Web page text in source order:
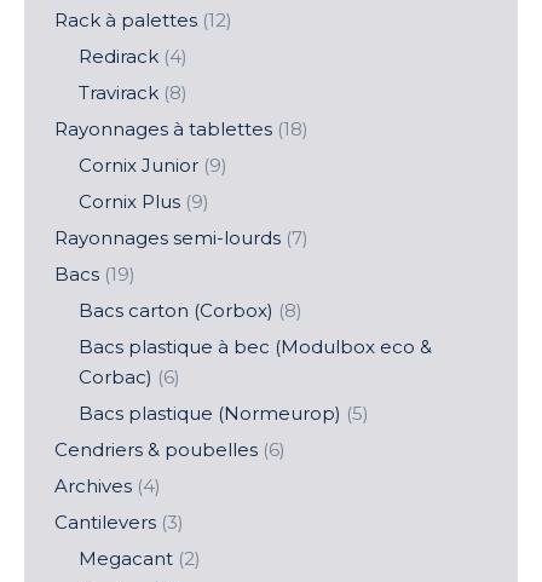
Rack à palettes (12)
Redirack (4)
Travirack (8)
Rayonnages à tablettes (18)
Cornix Junior (9)
Cornix Plus (9)
Rayonnages semi-lourds (7)
Bacs (19)
Bacs carton (Corbox) (8)
Bacs plastique à bec (Modulbox eco &
Corbac) (6)
Bacs plastique (Normeurop) (5)
Cendriers & poubelles (6)
Archives (4)
Cantilevers (3)
Megacant (2)